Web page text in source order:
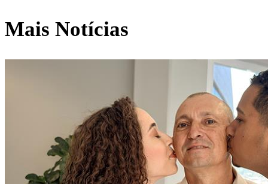
Mais Notícias